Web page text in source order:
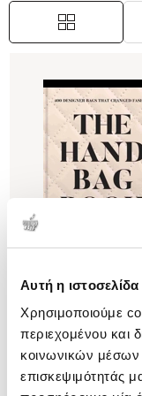
Αυτή η
Χρησιμοποιούμε
περιεχομένου και
κοινωνικών μέσων
επισκεψιμότητάς
(0)
(H/B) The Handbag
400 Designer Bags
Changed Fashion
GACHET SOPHIE
Κωδ. Πολιτείας:0011-0436